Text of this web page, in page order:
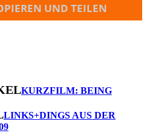
UND TEILEN
KURZFILM: BEING
LINKS+DINGS AUS DER